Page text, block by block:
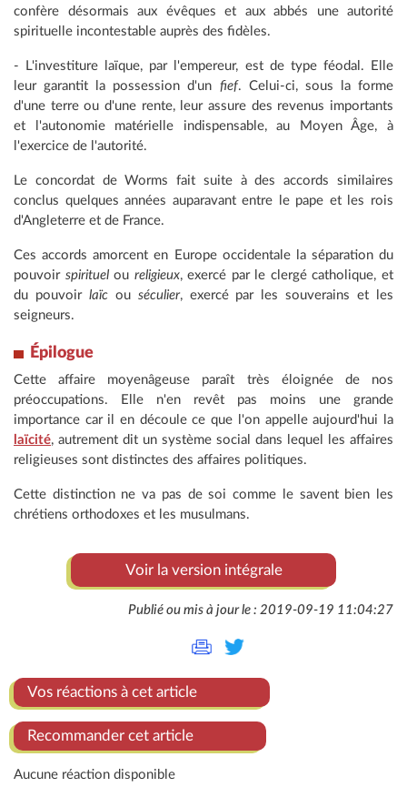
confère désormais aux évêques et aux abbés une autorité
spirituelle incontestable auprès des fidèles.
- L'investiture laïque, par l'empereur, est de type féodal. Elle
leur garantit la possession d'un fief. Celui-ci, sous la forme
d'une terre ou d'une rente, leur assure des revenus importants
et l'autonomie matérielle indispensable, au Moyen Âge, à
l'exercice de l'autorité.
Le concordat de Worms fait suite à des accords similaires
conclus quelques années auparavant entre le pape et les rois
d'Angleterre et de France.
Ces accords amorcent en Europe occidentale la séparation du
pouvoir spirituelou religieux, exercé par le clergé catholique, et
du pouvoir laïcou séculier, exercé par les souverains et les
seigneurs.
Épilogue
Cette affaire moyenâgeuse paraît très éloignée de nos
préoccupations. Elle n'en revêt pas moins une grande
importance car il en découle ce que l'on appelle aujourd'hui la
laïcité, autrement dit un système social dans lequel les affaires
religieuses sont distinctes des affaires politiques.
Cette distinction ne va pas de soi comme le savent bien les
chrétiens orthodoxes et les musulmans.
Voir la version intégrale
Publié ou mis à jour le : 2019-09-19 11:04:27
Vos réactions à cet article
Recommander cet article
Aucune réaction disponible